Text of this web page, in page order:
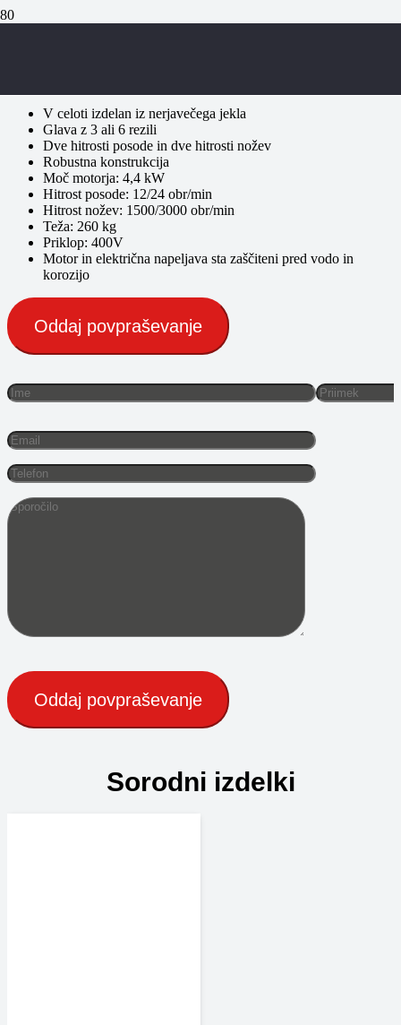
V celoti izdelan iz nerjavečega jekla
Glava z 3 ali 6 rezili
Dve hitrosti posode in dve hitrosti nožev
Robustna konstrukcija
Moč motorja: 4,4 kW
Hitrost posode: 12/24 obr/min
Hitrost nožev: 1500/3000 obr/min
Teža: 260 kg
Priklop: 400V
Motor in električna napeljava sta zaščiteni pred vodo in
korozijo
Oddaj povpraševanje
Sorodni izdelki